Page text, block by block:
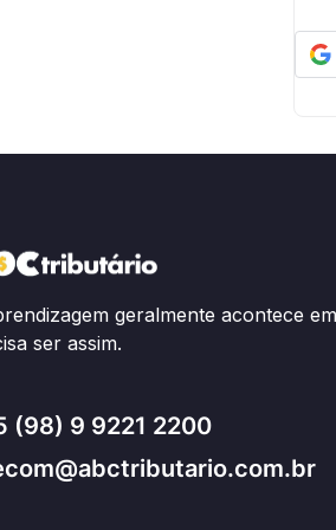
geralmente acontece
ser assim.
(98) 9 9221 2200